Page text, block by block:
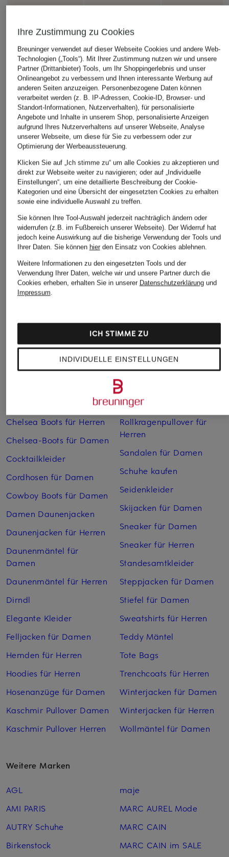
+Aktionsrabatt
FLABELUS
Mary-Jane-Ballerinas
ARIADNA
59,99 €
Bestpreis:120 €
+Aktionsrabatt
FLABELUS
Mary-Jane-Ballerinas
ZUIHITSU
79,99 €
Bestpreis:71,99 €
Ursprünglich:120 €
+Aktionsrabatt
FLABELUS
Mary-Jane-
SOPHIE
149,99 €
Bestpreis:134,99 €
Ursprünglich:
Weitere Kategorien
Bikinis Damen
Cabanjacken für Damen
Chelsea Boots für Herren
Chelsea-Boots für Damen
Cocktailkleider
Cordhosen für Damen
Cowboy Boots für Damen
Damen Daunenjacken
Daunenjacken für Herren
Daunenmäntel für
Damen
Daunenmäntel für Herren
Dirndl
Elegante Kleider
Felljacken für Damen
Hemden für Herren
Hoodies für Herren
Hosenanzüge für Damen
Kaschmir Pullover Damen
Kaschmir Pullover Herren
Lange Ballkleider
Lederjacken für Damen
Parkas für Herren
Pullover für Damen
Rollkragenpullover für
Herren
Sandalen für Damen
Schuhe kaufen
Seidenkleider
Skijacken für Damen
Sneaker für Damen
Sneaker für Herren
Standesamtkleider
Steppjacken für Damen
Stiefel für Damen
Sweatshirts für Herren
Teddy Mäntel
Tote Bags
Trenchcoats für Herren
Winterjacken für Damen
Winterjacken für Herren
Wollmäntel für Damen
Weitere Marken
AGL
AMI PARIS
AUTRY Schuhe
Birkenstock
maje
MARC AUREL Mode
MARC CAIN
MARC CAIN im SALE
Ihre Zustimmung zu Cookies
Breuninger verwendet auf dieser Webseite Cookies und andere Web-
Technologien („Tools“). Mit Ihrer Zustimmung nutzen wir und unsere
Partner (Drittanbieter) Tools, um Ihr Shoppingerlebnis und unser
Onlineangebot zu verbessern und Ihnen interessante Werbung auf
anderen Seiten anzuzeigen. Personenbezogene Daten können
verarbeitet werden (z. B. IP-Adressen, Cookie-ID, Browser- und
Standort-Informationen, Nutzerverhalten), für personalisierte
Angebote und Inhalte in unserem Shop, personalisierte Anzeigen
aufgrund Ihres Nutzerverhaltens auf unserer Webseite, Analyse
unserer Webseite, um diese für Sie zu verbessern oder zur
Optimierung der Werbeaussteuerung.
Klicken Sie auf „Ich stimme zu“ um alle Cookies zu akzeptieren und
direkt zur Webseite weiter zu navigieren; oder auf „Individuelle
Einstellungen“, um eine detaillierte Beschreibung der Cookie-
Kategorien und eine Übersicht der eingesetzten Cookies zu erhalten
sowie eine individuelle Auswahl zu treffen.
Sie können Ihre Tool-Auswahl jederzeit nachträglich ändern oder
widerrufen (z.B. im Fußbereich unserer Webseite). Der Widerruf hat
jedoch keine Auswirkung auf die bisherige Verwendung der Tools und
Ihrer Daten. Sie können hierden Einsatz von Cookies ablehnen.
Weitere Informationen zu den eingesetzten Tools und der
Verwendung Ihrer Daten, welche wir und unsere Partner durch die
Cookies erheben, erhalten Sie in unserer Datenschutzerklärungund
Impressum.
INDIVIDUELLE EINSTELLUNGEN
ICH STIMME ZU